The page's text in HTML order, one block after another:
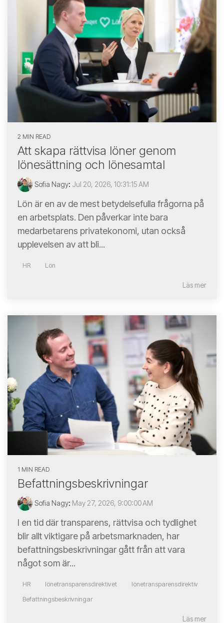
2 MIN READ
Att skapa rättvisa löner genom
lönesättning och lönesamtal
Sofia Nagy: Jul 20, 2026, 10:31:15 AM
Lön är en av de mest betydelsefulla frågorna på
en arbetsplats. Den påverkar inte bara
medarbetarens privatekonomi, utan också
upplevelsen av att bli...
HR Lön
Läs mer
1 MIN READ
Befattningsbeskrivningar
Sofia Nagy: May 27, 2026, 9:00:00 AM
I en tid där transparens, rättvisa och tydlighet
blir allt viktigare på arbetsmarknaden, har
befattningsbeskrivningar gått från att vara
något som är...
HR lönetransparensdirektivet
lönetransparensdirektiv
Befattningsbeskrivningar
Läs mer